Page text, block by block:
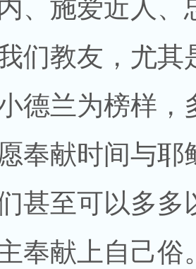
、施爱近人、
教友，尤其
德兰为榜样，
奉献时间与耶
甚至可以多多
奉献上自己俗